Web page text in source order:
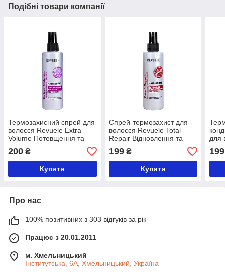
Подібні товари компанії
Термозахисний спрей для
волосся Revuele Extra
Volume Потовщення та
підняття 200 мл
200 ₴
Купити
Спрей-термозахист для
волосся Revuele Total
Repair Відновлення та
зміцнення 200 мл
199₴
Купити
для
та
199
Про нас
100% позитивних з 303 відгуків за рік
Працює з 20.01.2011
м. Хмельницький
Інститутська, 6А, Хмельницький, Україна